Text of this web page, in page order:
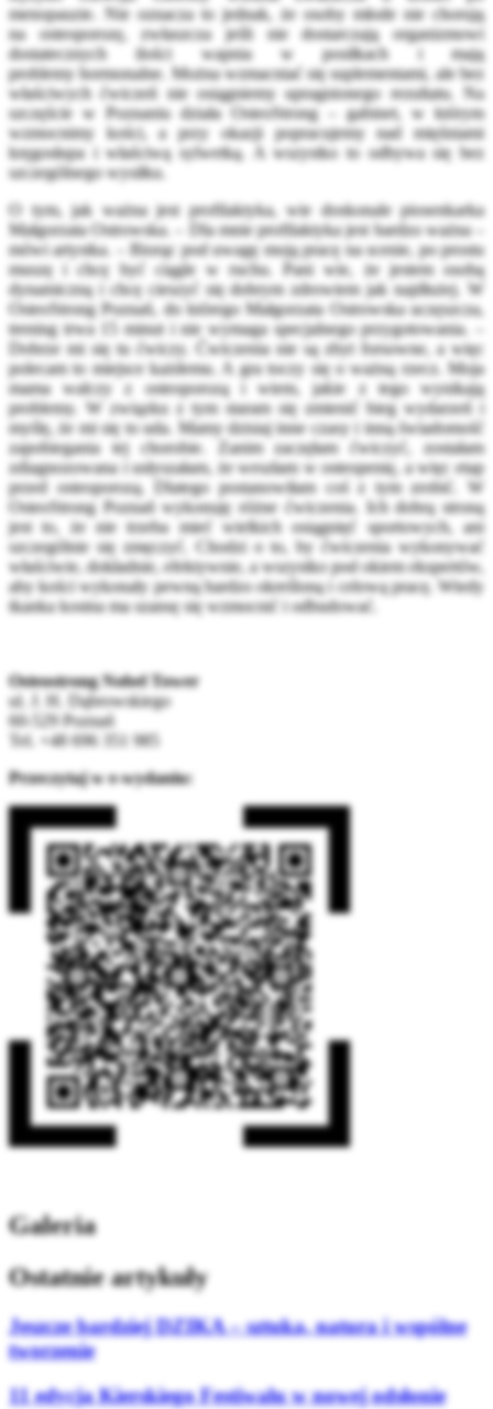
menopauzie. Nie oznacza to jednak, że osoby młode nie chorują
na osteoporozę, zwłaszcza jeśli nie dostarczają organizmowi
dostatecznych ilości wapnia w posiłkach i mają
problemy hormonalne. Można wzmacniać się suplementami, ale bez
właściwych ćwiczeń nie osiągniemy upragnionego rezultatu. Na
szczęście w Poznaniu działa OsteoStrong – gabinet, w którym
wzmocnimy kości, a przy okazji popracujemy nad mięśniami
kręgosłupa i właściwą sylwetką. A wszystko to odbywa się bez
szczególnego wysiłku.
O tym, jak ważna jest profilaktyka, wie doskonale piosenkarka
Małgorzata Ostrowska. – Dla mnie profilaktyka jest bardzo ważna –
mówi artystka. – Biorąc pod uwagę moją pracę na scenie, po prostu
muszę i chcę być ciągle w ruchu. Pani wie, że jestem osobą
dynamiczną i chcę cieszyć się dobrym zdrowiem jak najdłużej. W
OsteoStrong Poznań, do którego Małgorzata Ostrowska uczęszcza,
trening trwa 15 minut i nie wymaga specjalnego przygotowania. –
Dobrze mi się tu ćwiczy. Ćwiczenia nie są zbyt forsowne, a więc
polecam to miejsce każdemu. A gra toczy się o ważną rzecz. Moja
mama walczy z osteoporozą i wiem, jakie z tego wynikają
problemy. W związku z tym staram się zmienić bieg wydarzeń i
myślę, że mi się to uda. Mamy dzisiaj inne czasy i inną świadomość
zapobiegania tej chorobie. Zanim zaczęłam ćwiczyć, zostałam
zdiagnozowana i usłyszałam, że weszłam w osteopenię, a więc etap
przed osteoporozą. Dlatego postanowiłam coś z tym zrobić. W
OsteoStrong Poznań wykonuję różne ćwiczenia. Ich dobrą stroną
jest to, że nie trzeba mieć wielkich osiągnięć sportowych, ani
szczególnie się zmęczyć. Chodzi o to, by ćwiczenia wykonywać
właściwie, dokładnie, efektywnie, a wszystko pod okiem ekspertów,
aby kości wykonały pewną bardzo określoną i celową pracę. Wtedy
tkanka kostna ma szansę się wzmocnić i odbudować.
Osteostrong Nobel Tower
ul. J. H. Dąbrowskiego
60-529 Poznań
Tel. +48 696 351 985
Przeczytaj w e-wydaniu:
Galeria
Ostatnie artykuły
Jeszcze bardziej DZIKA – sztuka, natura i wspólne
tworzenie
11 edycja Kierskiego Festiwalu w nowej odsłonie